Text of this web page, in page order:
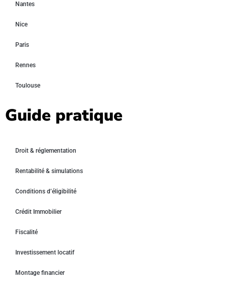
Nantes
Nice
Paris
Rennes
Toulouse
Guide pratique
Droit & réglementation
Rentabilité & simulations
Conditions d’éligibilité
Crédit Immobilier
Fiscalité
Investissement locatif
Montage financier